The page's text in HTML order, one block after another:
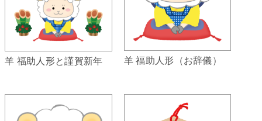
羊 福助人形と謹賀新年 羊 福助人形（お辞儀）